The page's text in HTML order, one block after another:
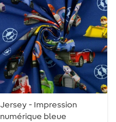
Jersey - Impression
numérique bleue